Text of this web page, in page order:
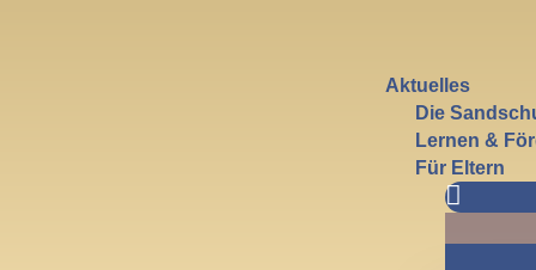
Aktuelles
Die
Lernen &
Für Eltern
